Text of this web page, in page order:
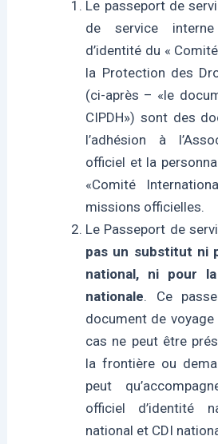
Le passeport de
de service
d’identité du «
la Protection des
(ci-après – «le
CIPDH») sont des
l’adhésion à
officiel et la
«Comité
missions officielles.
Le Passeport de
pas un substitut ni
national, ni pour
nationale. Ce
document de voyage
cas ne peut être
la frontière ou
peut
officiel d’identité
national et CDI